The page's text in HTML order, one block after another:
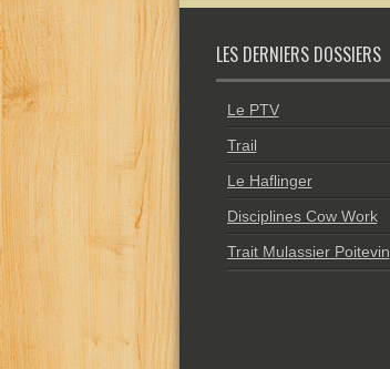
LES DERNIERS DOSSIERS
Le PTV
Trail
Le Haflinger
Disciplines Cow Work
Trait Mulassier Poitevin